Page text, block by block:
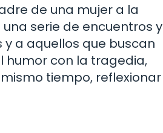
de una mujer a la
serie de encuentros y
a aquellos que buscan
humor con la tragedia,
tiempo, reflexionar